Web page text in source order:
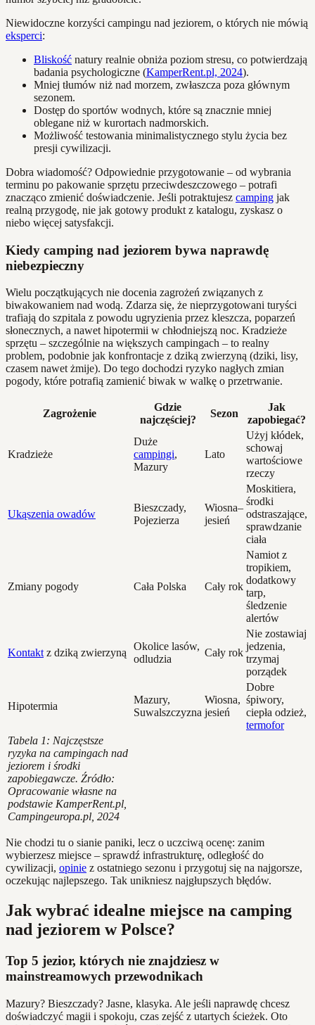
Niewidoczne korzyści campingu nad jeziorem, o których nie mówią
eksperci:
Bliskość natury realnie obniża poziom stresu, co potwierdzają
badania psychologiczne (KamperRent.pl, 2024).
Mniej tłumów niż nad morzem, zwłaszcza poza głównym
sezonem.
Dostęp do sportów wodnych, które są znacznie mniej
oblegane niż w kurortach nadmorskich.
Możliwość testowania minimalistycznego stylu życia bez
presji cywilizacji.
Dobra wiadomość? Odpowiednie przygotowanie – od wybrania
terminu po pakowanie sprzętu przeciwdeszczowego – potrafi
znacząco zmienić doświadczenie. Jeśli potraktujesz camping jak
realną przygodę, nie jak gotowy produkt z katalogu, zyskasz o
niebo więcej satysfakcji.
Kiedy camping nad jeziorem bywa naprawdę
niebezpieczny
Wielu początkujących nie docenia zagrożeń związanych z
biwakowaniem nad wodą. Zdarza się, że nieprzygotowani turyści
trafiają do szpitala z powodu ugryzienia przez kleszcza, poparzeń
słonecznych, a nawet hipotermii w chłodniejszą noc. Kradzieże
sprzętu – szczególnie na większych campingach – to realny
problem, podobnie jak konfrontacje z dziką zwierzyną (dziki, lisy,
czasem nawet żmije). Do tego dochodzi ryzyko nagłych zmian
pogody, które potrafią zamienić biwak w walkę o przetrwanie.
Zagrożenie
Gdzie
najczęściej?
Sezon
Jak
zapobiegać?
Kradzieże
Duże
campingi,
Mazury
Lato
Użyj kłódek,
schowaj
wartościowe
rzeczy
Ukąszenia owadów
Bieszczady,
Pojezierza
Wiosna–
jesień
Moskitiera,
środki
odstraszające,
sprawdzanie
ciała
Zmiany pogody Cała Polska Cały rok
Namiot z
tropikiem,
dodatkowy
tarp,
śledzenie
alertów
Kontakt z dziką zwierzyną
Okolice lasów,
odludzia
Cały rok
Nie zostawiaj
jedzenia,
trzymaj
porządek
Hipotermia
Mazury,
Suwalszczyzna
Wiosna,
jesień
Dobre
śpiwory,
ciepła odzież,
termofor
Tabela 1: Najczęstsze
ryzyka na campingach nad
jeziorem i środki
zapobiegawcze. Źródło:
Opracowanie własne na
podstawie KamperRent.pl,
Campingeuropa.pl, 2024
Nie chodzi tu o sianie paniki, lecz o uczciwą ocenę: zanim
wybierzesz miejsce – sprawdź infrastrukturę, odległość do
cywilizacji, opinie z ostatniego sezonu i przygotuj się na najgorsze,
oczekując najlepszego. Tak unikniesz najgłupszych błędów.
Jak wybrać idealne miejsce na camping
nad jeziorem w Polsce?
Top 5 jezior, których nie znajdziesz w
mainstreamowych przewodnikach
Mazury? Bieszczady? Jasne, klasyka. Ale jeśli naprawdę chcesz
doświadczyć magii i spokoju, czas zejść z utartych ścieżek. Oto